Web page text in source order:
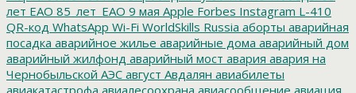
лет ЕАО 85_лет_ЕАО 9 мая Apple Forbes Instagram L-410
QR-код WhatsApp Wi-Fi WorldSkills Russia аборты аварийная
посадка аварийное жилье аварийные дома аварийный дом
аварийный жилфонд аварийный мост авария авария на
Чернобыльской АЭС август Авдалян авиабилеты
авиакатастрофа авиалесоохрана авиасообщение авиация